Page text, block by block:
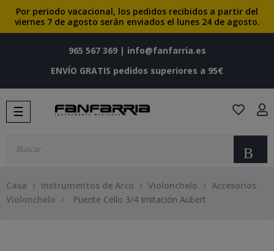
Por periodo vacacional, los pedidos recibidos a partir del
viernes 7 de agosto serán enviados el lunes 24 de agosto.
965 567 369| info@fanfarria.es
ENVÍO GRATIS pedidos superiores a 95€
Navegación
de
☰
Casa Instrumentos de Arco Violonchelo
Accesorios
Violonchelo
Puente Cello 3/4 Imitación Aubert